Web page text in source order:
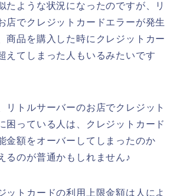
たような状況になったのですが、リ
店でクレジットカードエラーが発生
商品を購入した時にクレジットカー
えてしまった人もいるみたいです
リトルサーバーのお店でクレジット
困っている人は、クレジットカード
金額をオーバーしてしまったのか
るのが普通かもしれません♪
ットカードの利用上限金額は人によ